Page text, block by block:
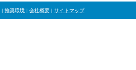
| 推奨環境 | 会社概要 | サイトマップ